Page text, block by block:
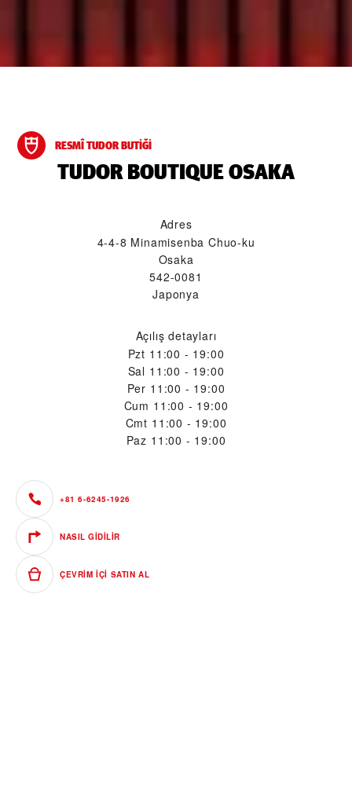
RESMÎ TUDOR BUTIĞI
‭TUDOR BOUTIQUE OSAKA‬
Adres
4-4-8 Minamisenba Chuo-ku
Osaka
542-0081
Japonya
Açılış detayları
Pzt 11:00 - 19:00
Sal 11:00 - 19:00
Per 11:00 - 19:00
Cum 11:00 - 19:00
Cmt 11:00 - 19:00
Paz 11:00 - 19:00
+81 6-6245-1926
NASIL GIDILIR
ÇEVRIM IÇI SATIN AL